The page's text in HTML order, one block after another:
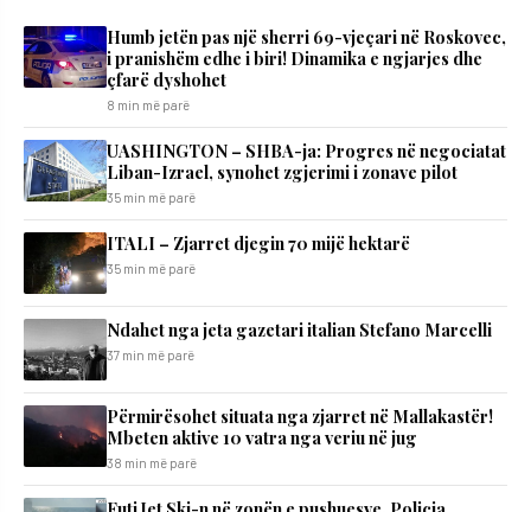
Humb jetën pas një sherri 69-vjeçari në Roskovec,
i pranishëm edhe i biri! Dinamika e ngjarjes dhe
çfarë dyshohet
8 min më parë
UASHINGTON – SHBA-ja: Progres në negociatat
Liban-Izrael, synohet zgjerimi i zonave pilot
35 min më parë
ITALI – Zjarret djegin 70 mijë hektarë
35 min më parë
Ndahet nga jeta gazetari italian Stefano Marcelli
37 min më parë
Përmirësohet situata nga zjarret në Mallakastër!
Mbeten aktive 10 vatra nga veriu në jug
38 min më parë